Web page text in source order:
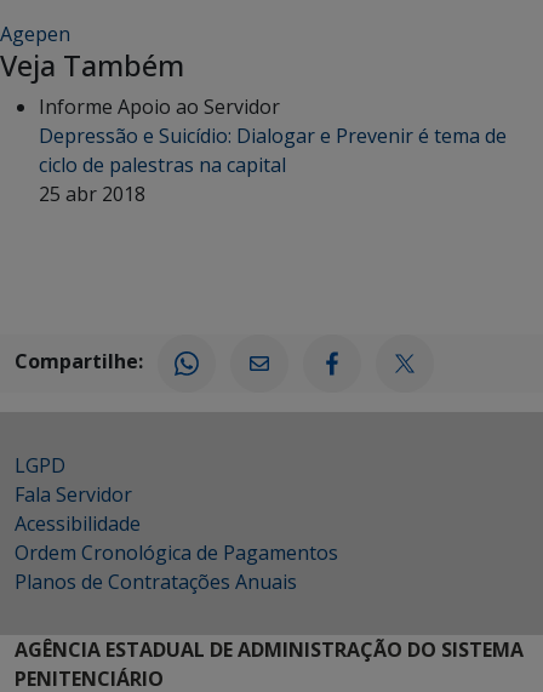
Agepen
Veja Também
Informe Apoio ao Servidor
Depressão e Suicídio: Dialogar e Prevenir é tema de
ciclo de palestras na capital
25 abr 2018
Compartilhe:
LGPD
Fala Servidor
Acessibilidade
Ordem Cronológica de Pagamentos
Planos de Contratações Anuais
AGÊNCIA ESTADUAL DE ADMINISTRAÇÃO DO SISTEMA
PENITENCIÁRIO